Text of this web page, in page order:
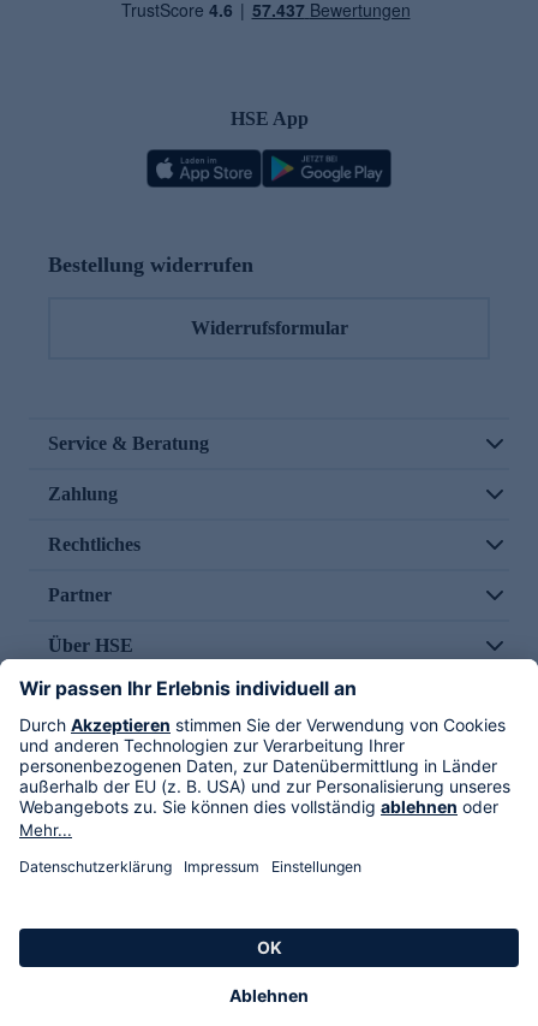
HSE App
Bestellung widerrufen
Widerrufsformular
Service & Beratung
Zahlung
Rechtliches
Partner
Über HSE
Im TV
HSE International